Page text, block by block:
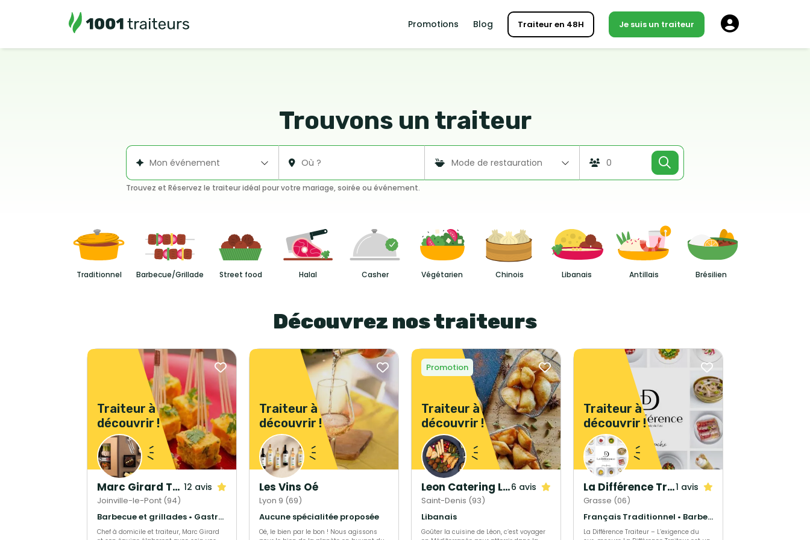
Promotions Blog Traiteur en 48H Je suis un traiteur
Trouvons un traiteur
Trouvez et Réservez le traiteur idéal pour votre mariage, soirée ou événement.
Traditionnel Barbecue/Grillade Street food Halal Casher Végétarien Chinois Libanais Antillais Brésilien
Découvrez nos traiteurs
Traiteur à
découvrir !
Marc Girard Traiteur 12 avis
Joinville-le-Pont (94)
Barbecue et grillades • Gastronomique • Cuisine régionale
Chef à domicile et traiteur, Marc Girard
Traiteur à
découvrir !
Les Vins Oé
Lyon 9 (69)
Aucune spécialitée proposée
Oé, le bien par le bon ! Nous agissons
Traiteur à
découvrir !
Promotion
Leon Catering Libanais6 avis
Saint-Denis (93)
Libanais
Goûter la cuisine de Léon, c’est voyager
Traiteur à
découvrir !
La Différence Traiteur1 avis
Grasse (06)
Français Traditionnel • Barbecue et grillades • Cuisine régionale
La Différence Traiteur – L’exigence du